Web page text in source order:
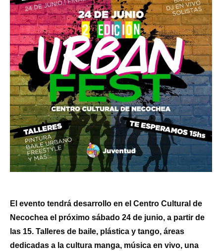
El evento tendrá desarrollo en el Centro Cultural de
Necochea el próximo sábado 24 de junio, a partir de
las 15. Talleres de baile, plástica y tango, áreas
dedicadas a la cultura manga, música en vivo, una